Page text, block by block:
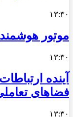
۱۳:۳۰
موتور
۱۳:۳۰
آینده
فضاهای
۱۳:۳۰